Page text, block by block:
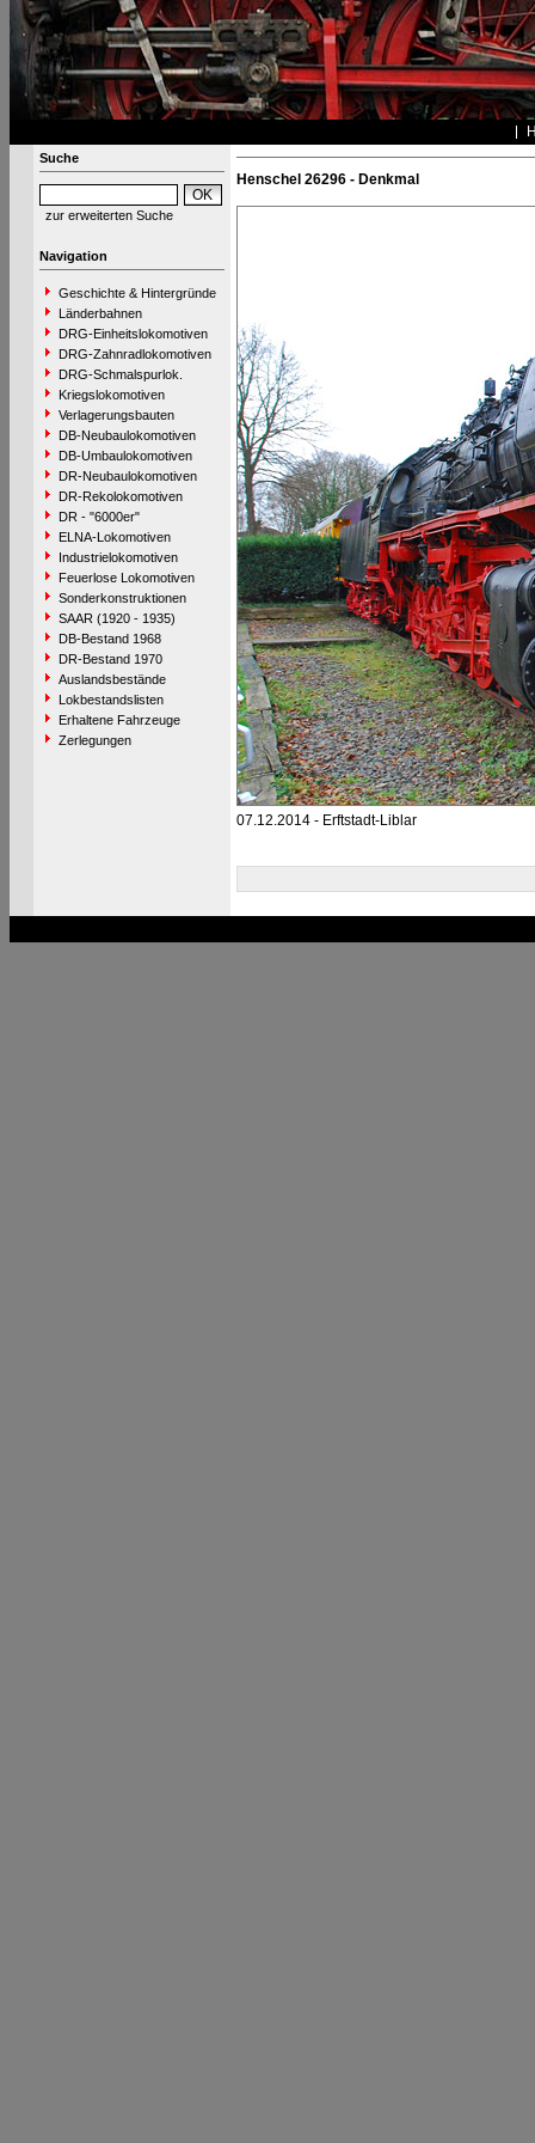
Suche
zur erweiterten Suche
Navigation
Geschichte & Hintergründe
Länderbahnen
DRG-Einheitslokomotiven
DRG-Zahnradlokomotiven
DRG-Schmalspurlok.
Kriegslokomotiven
Verlagerungsbauten
DB-Neubaulokomotiven
DB-Umbaulokomotiven
DR-Neubaulokomotiven
DR-Rekolokomotiven
DR - "6000er"
ELNA-Lokomotiven
Industrielokomotiven
Feuerlose Lokomotiven
Sonderkonstruktionen
SAAR (1920 - 1935)
DB-Bestand 1968
DR-Bestand 1970
Auslandsbestände
Lokbestandslisten
Erhaltene Fahrzeuge
Zerlegungen
Henschel 26296 - Denkmal
07.12.2014 - Erftstadt-Liblar